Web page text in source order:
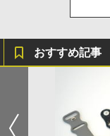
おすすめ記事